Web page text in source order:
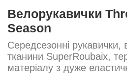
Велорукавички
Season
Середсезонні рукавички,
тканини SuperRoubaix,
матеріалу з дуже